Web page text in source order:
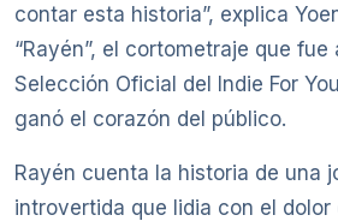
contar esta historia”, explica
“Rayén”, el cortometraje que
Selección Oficial del Indie For
ganó el corazón del público.
Rayén cuenta la historia de una
introvertida que lidia con el dolor